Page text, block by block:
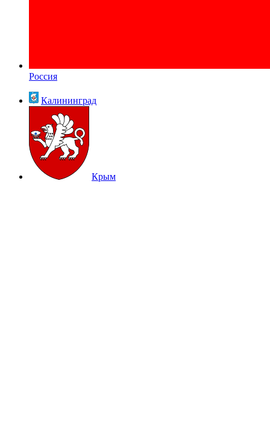
Россия
Калининград
Крым